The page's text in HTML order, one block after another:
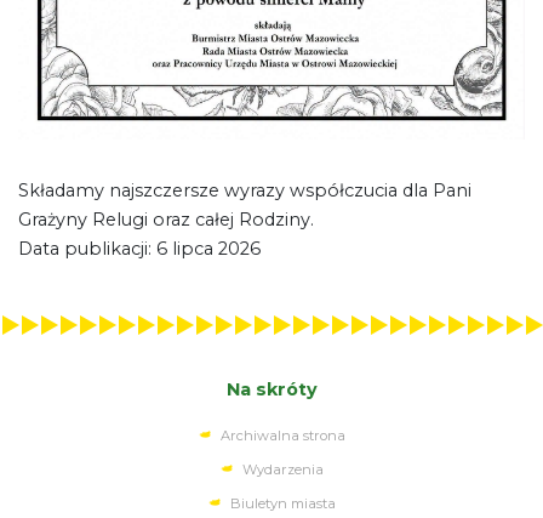
Składamy najszczersze wyrazy współczucia dla Pani
Grażyny Relugi oraz całej Rodziny.
Data publikacji: 6 lipca 2026
Na skróty
Archiwalna strona
Wydarzenia
Biuletyn miasta